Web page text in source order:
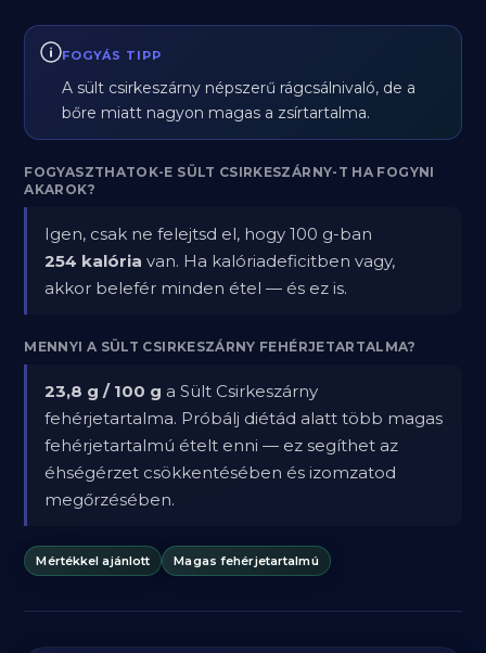
FOGYÁS TIPP
A sült csirkeszárny népszerű rágcsálnivaló, de a
bőre miatt nagyon magas a zsírtartalma.
FOGYASZTHATOK-E SÜLT CSIRKESZÁRNY-T HA FOGYNI
AKAROK?
Igen, csak ne felejtsd el, hogy 100 g-ban
254 kalória van. Ha kalóriadeficitben vagy,
akkor belefér minden étel — és ez is.
MENNYI A SÜLT CSIRKESZÁRNY FEHÉRJETARTALMA?
23,8 g / 100 g a Sült Csirkeszárny
fehérjetartalma. Próbálj diétád alatt több magas
fehérjetartalmú ételt enni — ez segíthet az
éhségérzet csökkentésében és izomzatod
megőrzésében.
Mértékkel ajánlott Magas fehérjetartalmú